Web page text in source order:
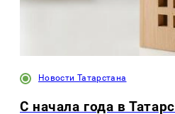
Новости Татарстана
С начала года в